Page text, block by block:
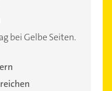
bei Gelbe Seiten.